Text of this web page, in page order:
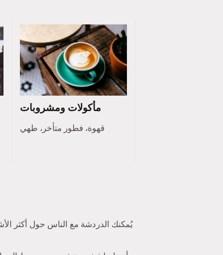
مأكولات ومشروبات
قهوة، فطور متأخر، طهي